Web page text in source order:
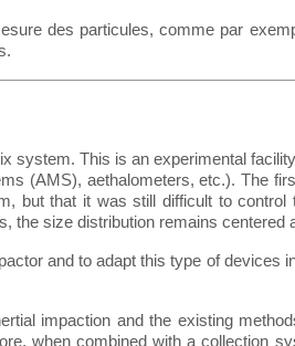
des particules, comme par
system. This is an experimental
(AMS), aethalometers, etc.). The
but that it was still difficult to control
the size distribution remains centered
and to adapt this type of devices
impaction and the existing
when combined with a collection